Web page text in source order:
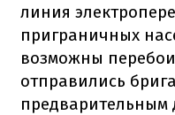
линия
приграничных
возможны
отправились